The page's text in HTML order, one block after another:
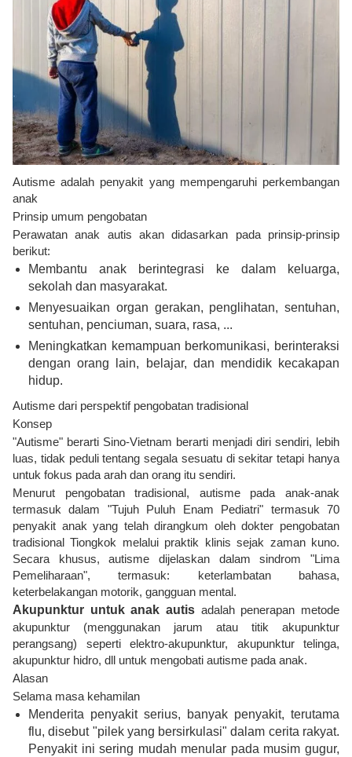
Autisme adalah penyakit yang mempengaruhi perkembangan
anak
Prinsip umum pengobatan
Perawatan anak autis akan didasarkan pada prinsip-prinsip
berikut:
Membantu anak berintegrasi ke dalam keluarga,
sekolah dan masyarakat.
Menyesuaikan organ gerakan, penglihatan, sentuhan,
sentuhan, penciuman, suara, rasa, ...
Meningkatkan kemampuan berkomunikasi, berinteraksi
dengan orang lain, belajar, dan mendidik kecakapan
hidup.
Autisme dari perspektif pengobatan tradisional
Konsep
"Autisme" berarti Sino-Vietnam berarti menjadi diri sendiri, lebih
luas, tidak peduli tentang segala sesuatu di sekitar tetapi hanya
untuk fokus pada arah dan orang itu sendiri.
Menurut pengobatan tradisional, autisme pada anak-anak
termasuk dalam "Tujuh Puluh Enam Pediatri" termasuk 70
penyakit anak yang telah dirangkum oleh dokter pengobatan
tradisional Tiongkok melalui praktik klinis sejak zaman kuno.
Secara khusus, autisme dijelaskan dalam sindrom "Lima
Pemeliharaan", termasuk: keterlambatan bahasa,
keterbelakangan motorik, gangguan mental.
Akupunktur untuk anak autis adalah penerapan metode
akupunktur (menggunakan jarum atau titik akupunktur
perangsang) seperti elektro-akupunktur, akupunktur telinga,
akupunktur hidro, dll untuk mengobati autisme pada anak.
Alasan
Selama masa kehamilan
Menderita penyakit serius, banyak penyakit, terutama
flu, disebut "pilek yang bersirkulasi" dalam cerita rakyat.
Penyakit ini sering mudah menular pada musim gugur,